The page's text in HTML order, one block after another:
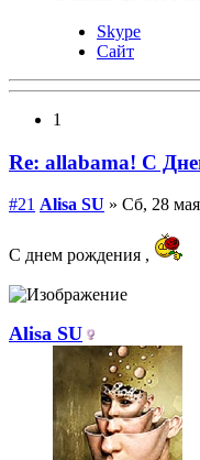
Skype
Сайт
1
Re: allabama! С
#21 Alisa SU » Сб, 28
С днем рождения ,
Alisa SU